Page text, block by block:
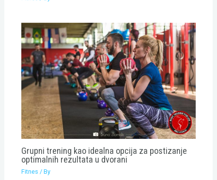
Grupni trening kao idealna opcija za postizanje
optimalnih rezultata u dvorani
Fitnes / By